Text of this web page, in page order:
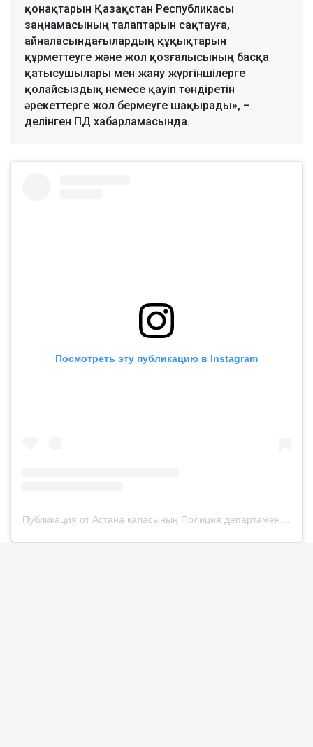
қонақтарын Қазақстан Республикасы
заңнамасының талаптарын сақтауға,
айналасындағылардың құқықтарын
құрметтеуге және жол қозғалысының басқа
қатысушылары мен жаяу жүргіншілерге
қолайсыздық немесе қауіп төндіретін
әрекеттерге жол бермеуге шақырады», –
делінген ПД хабарламасында.
Посмотреть эту публикацию в Instagram